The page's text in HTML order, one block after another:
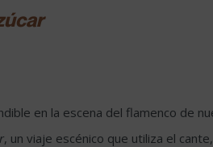
en la escena del flamenco de
, un viaje escénico que utiliza el